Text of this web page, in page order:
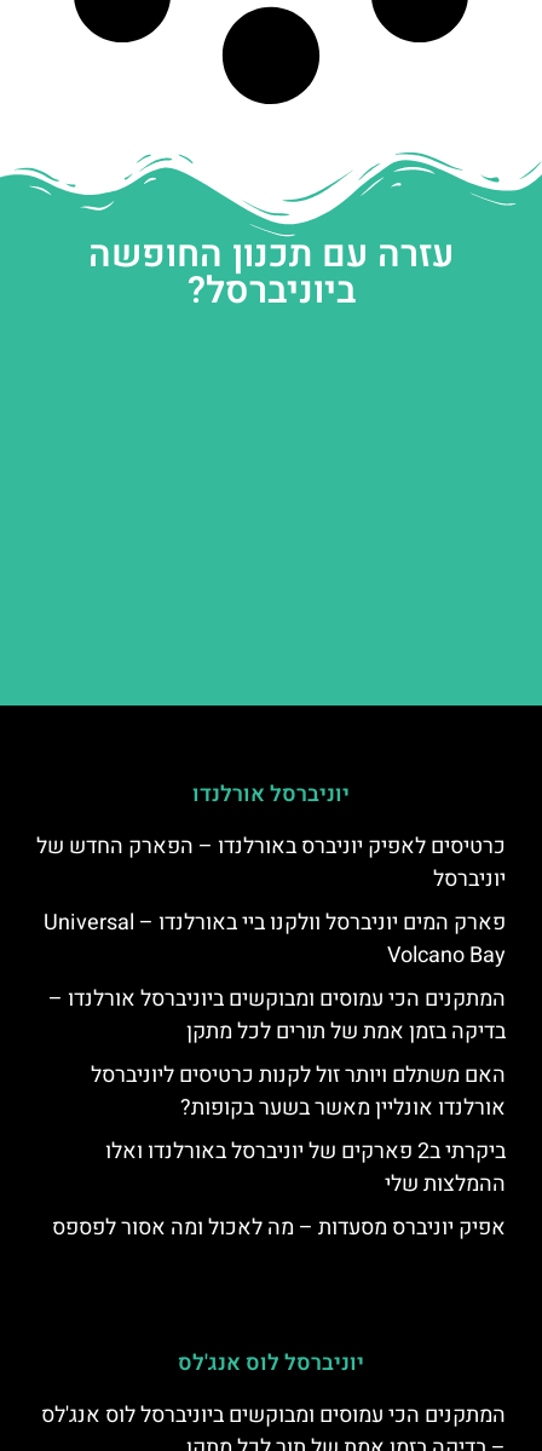
עזרה עם תכנון החופשה
ביוניברסל?
יוניברסל אורלנדו
כרטיסים לאפיק יוניברס באורלנדו – הפארק החדש של
יוניברסל
פארק המים יוניברסל וולקנו ביי באורלנדו – Universal
Volcano Bay
המתקנים הכי עמוסים ומבוקשים ביוניברסל אורלנדו –
בדיקה בזמן אמת של תורים לכל מתקן
האם משתלם ויותר זול לקנות כרטיסים ליוניברסל
אורלנדו אונליין מאשר בשער בקופות?
ביקרתי ב2 פארקים של יוניברסל באורלנדו ואלו
ההמלצות שלי
אפיק יוניברס מסעדות – מה לאכול ומה אסור לפספס
יוניברסל לוס אנג'לס
המתקנים הכי עמוסים ומבוקשים ביוניברסל לוס אנג'לס